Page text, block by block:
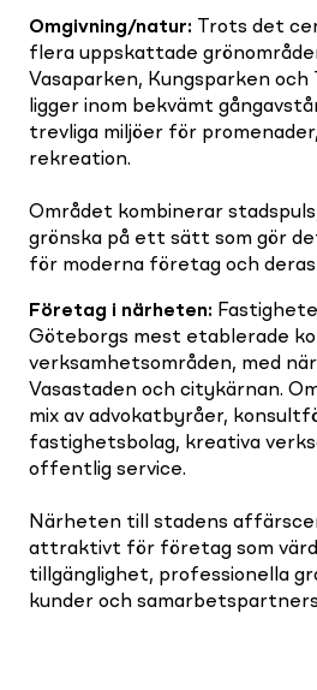
Omgivning/natur: Trots det
flera uppskattade
Vasaparken, Kungsparken
ligger inom bekvämt
trevliga miljöer för
rekreation.
Området kombinerar
grönska på ett sätt som gör
för moderna företag och
Företag i närheten:
Göteborgs mest etablerade
verksamhetsområden, med
Vasastaden och citykärnan.
mix av advokatbyråer,
fastighetsbolag, kreativa
offentlig service.
Närheten till stadens
attraktivt för företag som
tillgänglighet, professionella
kunder och